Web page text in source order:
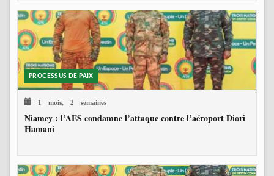
PROCESSUS DE PAIX
1 mois, 2 semaines
Niamey : l’AES condamne l’attaque contre l’aéroport Diori
Hamani